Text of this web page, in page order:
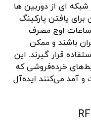
شبکه ای از دوربین ها
برای یافتن پارکینگ
ساعات اوج مصرف
باشند و ممکن
قرار گیرند. این
خرده‌فروشی که
و آمد می‌کنند ایده‌آل